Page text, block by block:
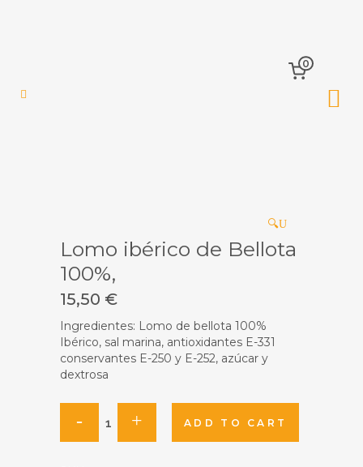
0
🔍
Lomo ibérico de Bellota
100%,
15,50 €
Ingredientes: Lomo de bellota 100%
Ibérico, sal marina, antioxidantes E-331
conservantes E-250 y E-252, azúcar y
dextrosa
ibérico
ADD TO CART